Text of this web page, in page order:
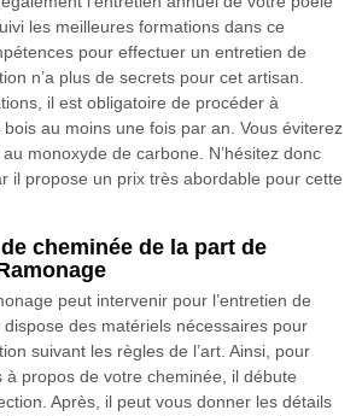
les meilleures formations dans ce
pour effectuer un entretien de
n’a plus de secrets pour cet artisan.
il est obligatoire de procéder à
bois au moins une fois par an. Vous éviterez
monoxyde de carbone. N’hésitez donc
il propose un prix très abordable pour cette
cheminée de la part de
peut intervenir pour l’entretien de
des matériels nécessaires pour
suivant les règles de l’art. Ainsi, pour
à propos de votre cheminée, il débute
Après, il peut vous donner les détails